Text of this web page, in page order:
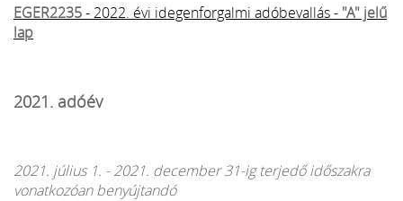
EGER2235- 2022. évi idegenforgalmi adóbevallás - "A" jelű
lap
2021. adóév
2021. július 1. - 2021. december 31-ig terjedő időszakra
vonatkozóan benyújtandó